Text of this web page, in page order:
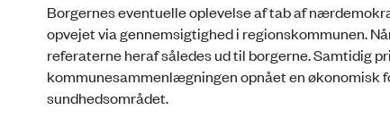
Borgernes eventuelle oplevelse af tab af
opvejet via gennemsigtighed i regionskommunen.
referaterne heraf således ud til borgerne. Samtidig
kommunesammenlægningen opnået en økonomisk
sundhedsområdet.